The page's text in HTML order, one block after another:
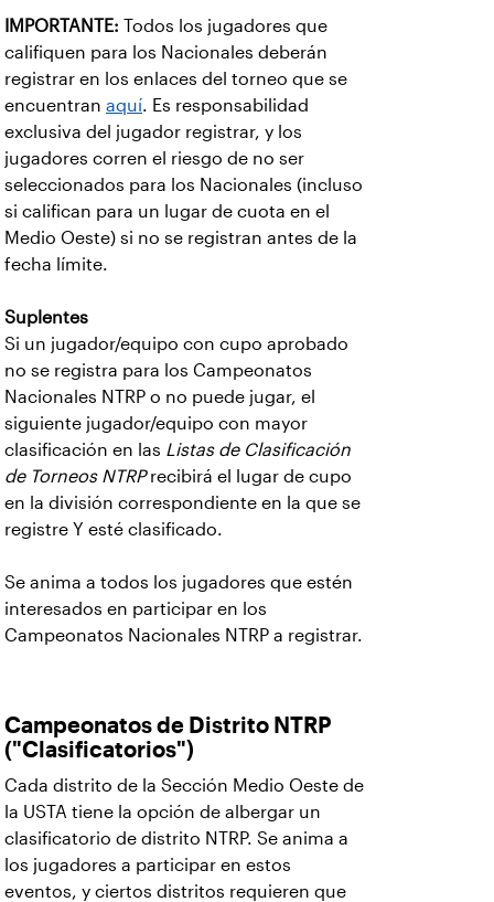
IMPORTANTE: Todos los jugadores que
califiquen para los Nacionales deberán
registrar en los enlaces del torneo que se
encuentran aquí. Es responsabilidad
exclusiva del jugador registrar, y los
jugadores corren el riesgo de no ser
seleccionados para los Nacionales (incluso
si califican para un lugar de cuota en el
Medio Oeste) si no se registran antes de la
fecha límite.
Suplentes
Si un jugador/equipo con cupo aprobado
no se registra para los Campeonatos
Nacionales NTRP o no puede jugar, el
siguiente jugador/equipo con mayor
clasificación en las Listas de Clasificación
de Torneos NTRPrecibirá el lugar de cupo
en la división correspondiente en la que se
registre Y esté clasificado.
Se anima a todos los jugadores que estén
interesados en participar en los
Campeonatos Nacionales NTRP a registrar.
Campeonatos de Distrito NTRP
("Clasificatorios")
Cada distrito de la Sección Medio Oeste de
la USTA tiene la opción de albergar un
clasificatorio de distrito NTRP. Se anima a
los jugadores a participar en estos
eventos, y ciertos distritos requieren que